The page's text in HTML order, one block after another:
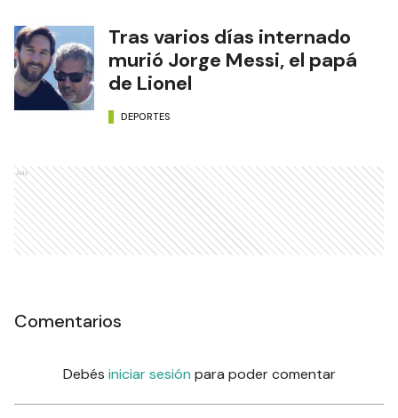
Tras varios días internado
murió Jorge Messi, el papá
de Lionel
DEPORTES
Ads
Comentarios
Debés iniciar sesión para poder comentar